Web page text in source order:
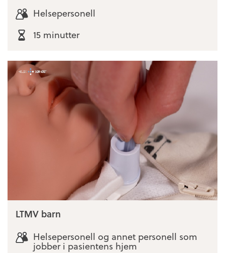
Helsepersonell
15 minutter
LTMV barn
Helsepersonell og annet personell som
jobber i pasientens hjem